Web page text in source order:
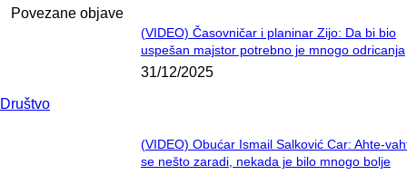
Povezane objave
Društvo
(VIDEO) Časovničar i planinar Zijo: Da bi bio
uspešan majstor potrebno je mnogo odricanja
31/12/2025
(VIDEO) Obućar Ismail Salković Car: Ahte-
se nešto zaradi, nekada je bilo mnogo bolje